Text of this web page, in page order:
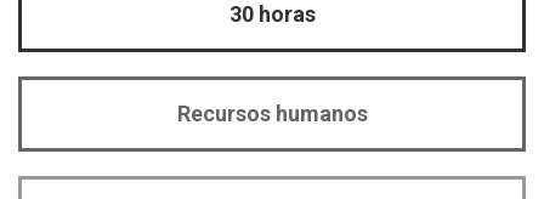
30 horas
Recursos humanos